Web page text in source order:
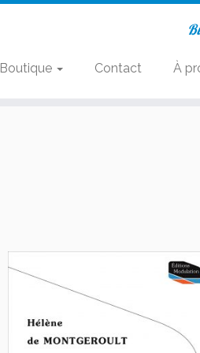
Boutique Contact À